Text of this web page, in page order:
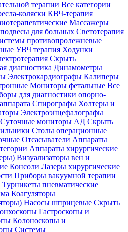
терапии Все категории
коляски КВЧ-терапия
Массажеры
для больных Светотерапия
противопролежневые
УВЧ терапия Ходунки
Скрыть
диагностика Динамометры
Электрокардиографы Калиперы
Мониторы фетальные Все
для диагностики опорно-
Спирографы Холтеры и
Электроэнцефалографы
Суточные мониторы АД Скрыть
Столы операционные
Отсасыватели Аппараты
Аппараты хирургические
Визуализаторы вен и
Консоли Лазеры хирургические
Приборы вакуумной терапии
Турникеты пневматические
Коагуляторы
Насосы шприцевые Скрыть
Гастроскопы и
Колоноскопы и
Системы